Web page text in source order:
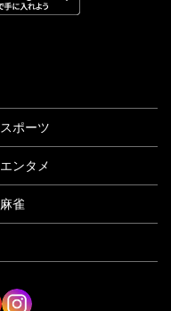
スポーツ
エンタメ
麻雀